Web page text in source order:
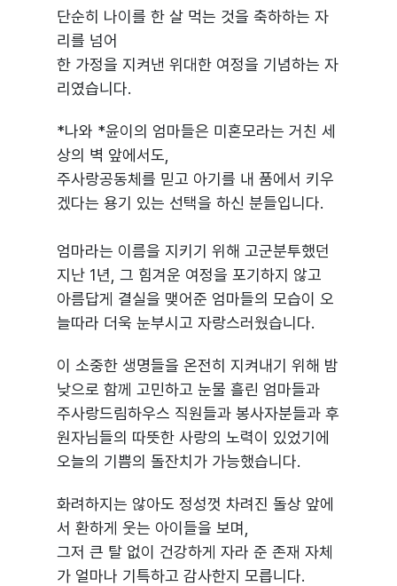
단순히 나이를 한 살 먹는 것을 축하하는 자
리를 넘어
한 가정을 지켜낸 위대한 여정을 기념하는 자
리였습니다.
*나와 *윤이의 엄마들은 미혼모라는 거친 세
상의 벽 앞에서도,
주사랑공동체를 믿고 아기를 내 품에서 키우
겠다는 용기 있는 선택을 하신 분들입니다.
엄마라는 이름을 지키기 위해 고군분투했던
지난 1년, 그 힘겨운 여정을 포기하지 않고
아름답게 결실을 맺어준 엄마들의 모습이 오
늘따라 더욱 눈부시고 자랑스러웠습니다.
이 소중한 생명들을 온전히 지켜내기 위해 밤
낮으로 함께 고민하고 눈물 흘린 엄마들과
주사랑드림하우스 직원들과 봉사자분들과 후
원자님들의 따뜻한 사랑의 노력이 있었기에
오늘의 기쁨의 돌잔치가 가능했습니다.
화려하지는 않아도 정성껏 차려진 돌상 앞에
서 환하게 웃는 아이들을 보며,
그저 큰 탈 없이 건강하게 자라 준 존재 자체
가 얼마나 기특하고 감사한지 모릅니다.